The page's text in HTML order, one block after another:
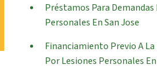
Préstamos Para Demandas
Personales En San Jose
Financiamiento Previo A
Por Lesiones Personales